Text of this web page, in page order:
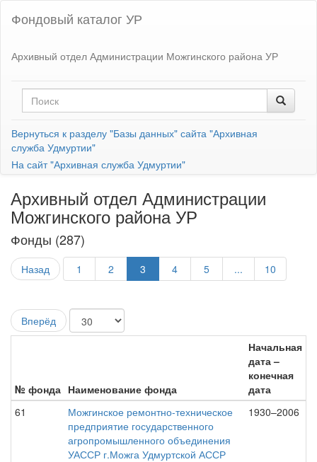
Фондовый каталог УР
Архивный отдел Администрации Можгинского района УР
Вернуться к разделу "Базы данных" сайта "Архивная
служба Удмуртии"
На сайт "Архивная служба Удмуртии"
Архивный отдел Администрации
Можгинского района УР
Фонды (287)
Назад 1 2 3 4 5 ... 10
Вперёд
№ фонда Наименование фонда
Начальная
дата –
конечная
дата
61
Можгинское ремонтно-техническое
предприятие государственного
агропромышленного объединения
УАССР г.Можга Удмуртской АССР
1930–2006